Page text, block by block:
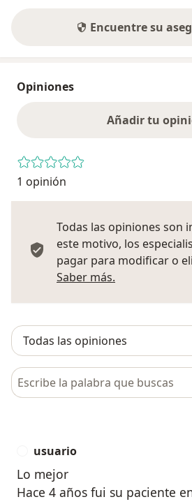
Encuentre su
Opiniones
Añadir tu
1 opinión
Todas las opiniones son
este motivo, los
pagar para modificar o
Saber más.
Busca en opiniones
usuario
Lo mejor
Hace 4 años fui su paciente